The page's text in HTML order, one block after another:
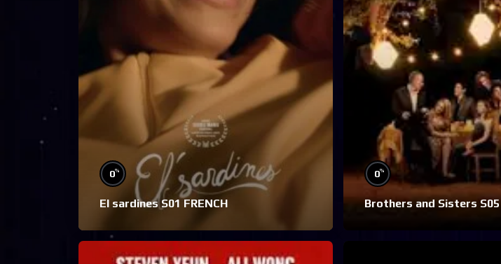
0%
El sardines S01 FRENCH
0%
Brothers and Sisters S05